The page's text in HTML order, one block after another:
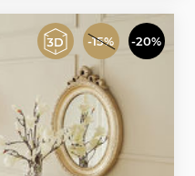
-15% -20%